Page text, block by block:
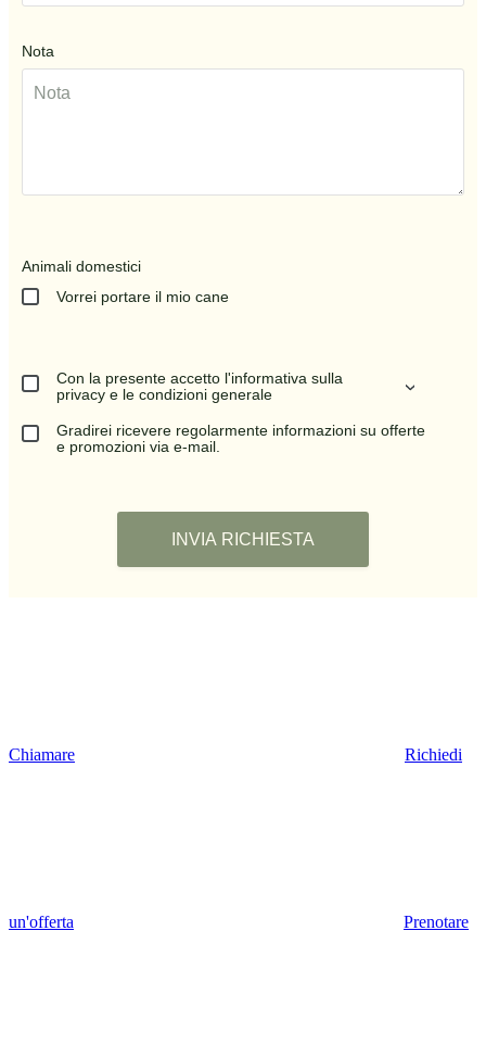
Chiamare Richiedi
un'offerta Prenotare